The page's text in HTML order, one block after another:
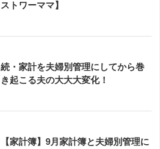
ストワーママ】
続・家計を夫婦別管理にしてから巻
き起こる夫の大大大変化！
【家計簿】9月家計簿と夫婦別管理に